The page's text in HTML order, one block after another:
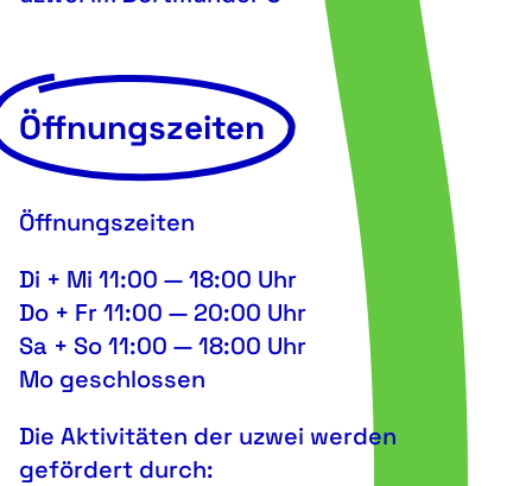
Öffnungszeiten
Öffnungszeiten
Di + Mi 11:00 — 18:00 Uhr
Do + Fr 11:00 — 20:00 Uhr
Sa + So 11:00 — 18:00 Uhr
Mo geschlossen
Die Aktivitäten der uzwei werden
gefördert durch: